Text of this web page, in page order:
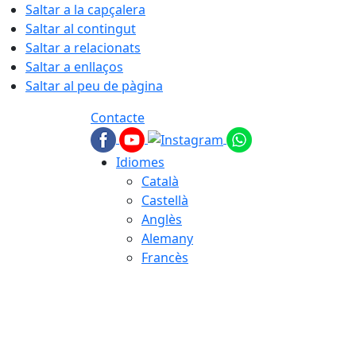
Saltar a la capçalera
Saltar al contingut
Saltar a relacionats
Saltar a enllaços
Saltar al peu de pàgina
Contacte
Idiomes
Català
Castellà
Anglès
Alemany
Francès